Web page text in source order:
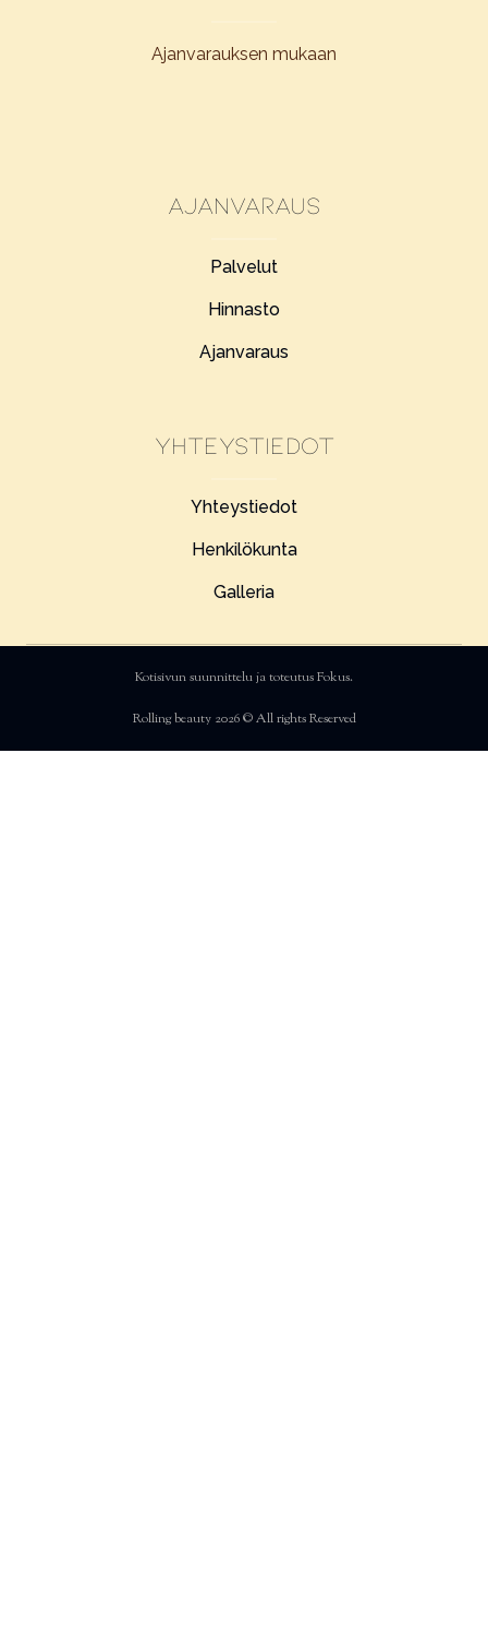
Ajanvarauksen mukaan
Ajanvaraus
Palvelut
Hinnasto
Ajanvaraus
Yhteystiedot
Yhteystiedot
Henkilökunta
Galleria
Kotisivun suunnittelu ja toteutusFokus.
Rolling beauty 2026 © All rights Reserved